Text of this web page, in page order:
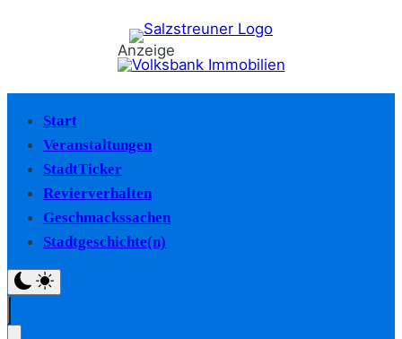
Anzeige
Start
Veranstaltungen
StadtTicker
Revierverhalten
Geschmackssachen
Stadtgeschichte(n)